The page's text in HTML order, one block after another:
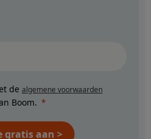
de algemene voorwaarden
Boom.
gratis aan >